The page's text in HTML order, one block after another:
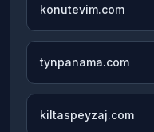
konutevim.com
tynpanama.com
kiltaspeyzaj.com